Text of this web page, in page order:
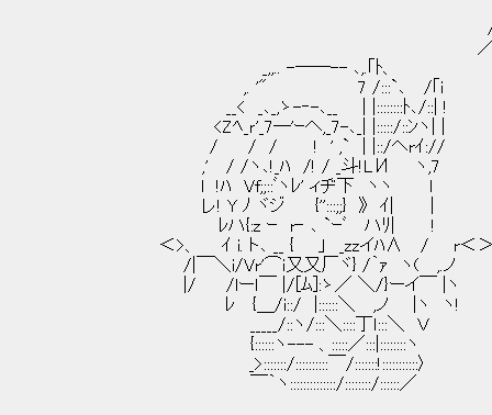
/／| /
／ ｜|／
_,,.. -──-- ､,.｢ﾄ、
,. '" 7 /:::`､ /｢i
__< _､_,ゝ-‐-､__ | |::::::::ﾄ､
<Zﾍ_ｒ'_7─'ｰへ,_7-､_|
/ / / ! ' ,` | |::/
,' / /ヽ､!_ﾊ /! / _斗!LИ ヽ,7
l !ﾊ Vf;;::ﾞヽﾚ' ィヂ下 ヽヽ l え、あ
レ! Y ﾉ ヾジ {'':::;;} 》 ｲ| |
ﾚハ{:z ｰ r‐ ､ `ｰﾞ ハﾘ| ! なんで窓から
＜>、 ｲ i. ト､ __ { 」 _zzイﾊ∧ / r＜
/|￣＼i/Vr'⌒ｉ又又厂ヾ} /｀ｧ ヽ( ,.ノ お姉
|/ /lーｌ￣ |/[ﾑ]:ゝ／ ＼/}ーイ￣ |ヽ
ﾚ {＿/i::/ |::::::＼ ,ノ |ヽ ヽ!
_____/::ヽ/:::＼::::丁ｌ:::＼ Ｖ
{::::::ヽ--- 、:::::／:::|::::::::ヽ
_>:::::::/::::::::::￣/:::::::!:::::::::::〉
￣｀ヽ::::::::::::::/::::::::/::::::／